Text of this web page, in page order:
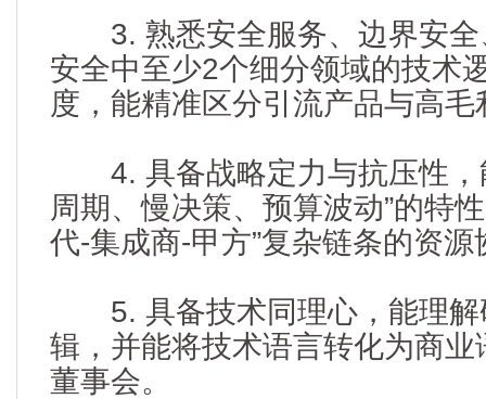
3. 熟悉安全服务、边界安全
安全中至少2个细分领域的技术
度，能精准区分引流产品与高
4. 具备战略定力与抗压性，
周期、慢决策、预算波动”的特
代-集成商-甲方”复杂链条的资源
5. 具备技术同理心，能理解
辑，并能将技术语言转化为商
董事会。